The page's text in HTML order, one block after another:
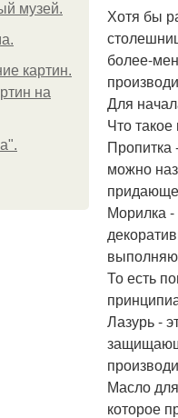
музей.
картин.
на
Хотя бы
более-
Для
Что
Пропитка
можно
Морилка
То есть
Лазурь -
Масло
которое